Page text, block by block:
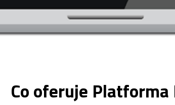
Co oferuje Platforma